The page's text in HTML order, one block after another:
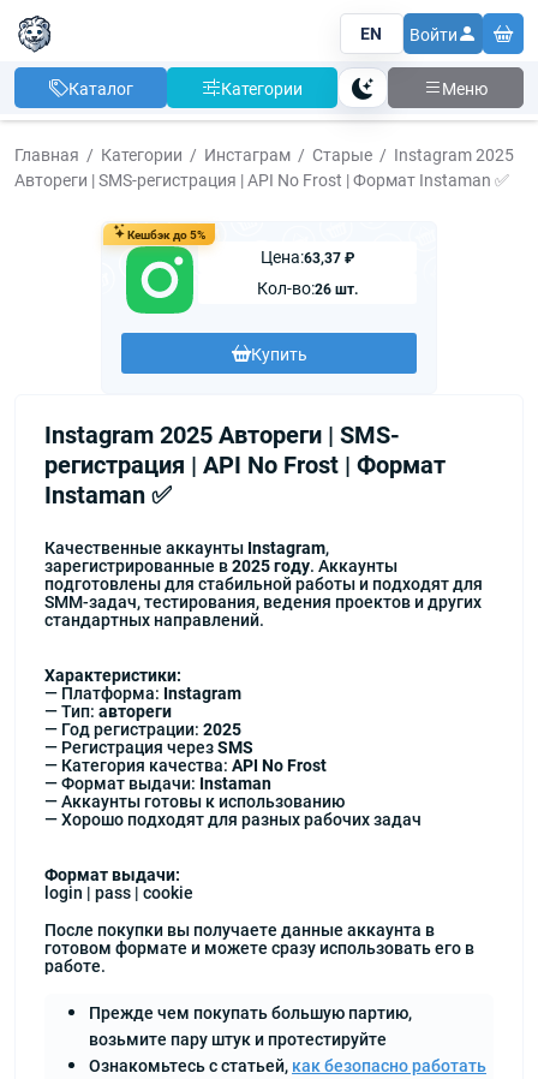
EN Войти
Каталог Категории Тема Меню
Главная Категории Инстаграм Старые
Instagram 2025
Автореги | SMS-регистрация | API No Frost | Формат Instaman ✅
Кешбэк до 5%
Цена:63,37 ₽
Кол-во:26 шт.
Купить
Instagram 2025 Автореги | SMS-
регистрация | API No Frost | Формат
Instaman ✅
Качественные аккаунты Instagram,
зарегистрированные в2025 году. Аккаунты
подготовлены для стабильной работы и подходят для
SMM-задач, тестирования, ведения проектов и других
стандартных направлений.
Характеристики:
— Платформа: Instagram
— Тип: автореги
— Год регистрации: 2025
— Регистрация черезSMS
— Категория качества: API No Frost
— Формат выдачи: Instaman
— Аккаунты готовы к использованию
— Хорошо подходят для разных рабочих задач
Формат выдачи:
login | pass | cookie
После покупки вы получаете данные аккаунта в
готовом формате и можете сразу использовать его в
работе.
Прежде чем покупать большую партию,
возьмите пару штук и протестируйте
Ознакомьтесь с статьей, как безопасно работать